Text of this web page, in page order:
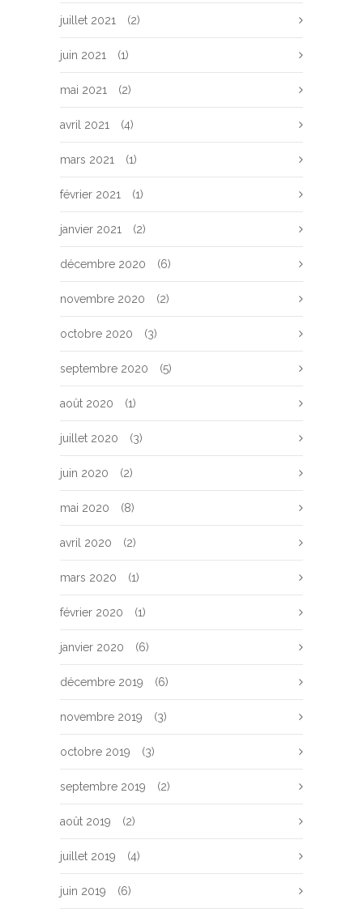
juillet 2021 (2)
juin 2021 (1)
mai 2021 (2)
avril 2021 (4)
mars 2021 (1)
février 2021 (1)
janvier 2021 (2)
décembre 2020 (6)
novembre 2020 (2)
octobre 2020 (3)
septembre 2020 (5)
août 2020 (1)
juillet 2020 (3)
juin 2020 (2)
mai 2020 (8)
avril 2020 (2)
mars 2020 (1)
février 2020 (1)
janvier 2020 (6)
décembre 2019 (6)
novembre 2019 (3)
octobre 2019 (3)
septembre 2019 (2)
août 2019 (2)
juillet 2019 (4)
juin 2019 (6)